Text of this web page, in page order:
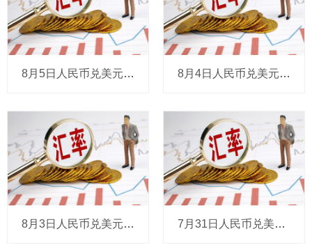
8月5日人民币兑美元中间价报6.7889，调升28个基点 8月4日人民币兑美元中间价报6.7917，下调19个基点
8月3日人民币兑美元中间价报6.7898，调贬4个基点 7月31日人民币兑美元中间价报6.7894，下调2个基点